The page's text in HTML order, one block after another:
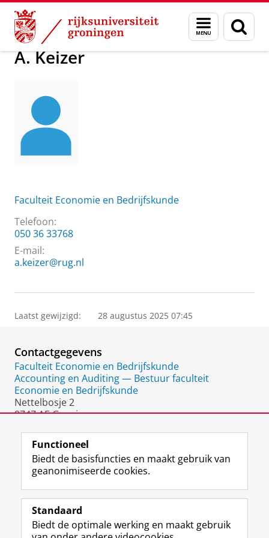
Skip
Content
Skip
Navigation
Menu
en
zoeken
Over ons A. Keizer
A. Keizer
Faculteit Economie en Bedrijfskunde
Telefoon:
050 36 33768
E-mail:
a.keizer@rug.nl
Laatst gewijzigd: 28 augustus 2025 07:45
Contactgegevens
Faculteit Economie en Bedrijfskunde
Accounting en Auditing — Bestuur faculteit
Economie en Bedrijfskunde
Nettelbosje 2
9747 AE Groningen
Volg de RUG
F
a
e
L
i
k
R
S
-
I
n
t
Y
o
T
Studiekiezers
Functioneel
Biedt de basisfuncties en maakt gebruik van
geanonimiseerde cookies.
Standaard
Biedt de optimale werking en maakt gebruik